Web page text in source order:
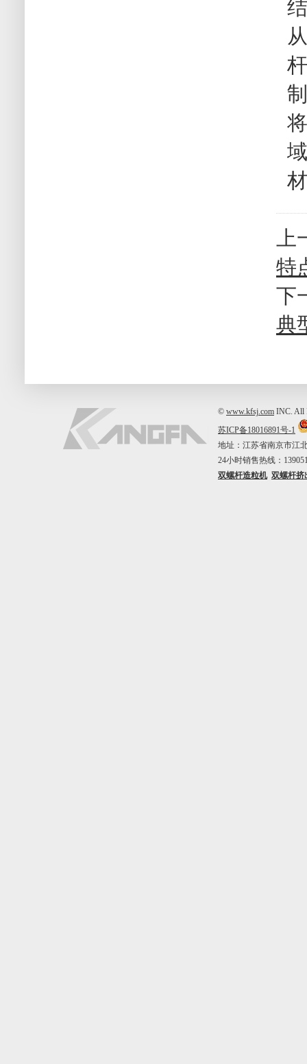
上
特
下
典
© www.kfsj.com INC. All
苏ICP备18016891号-1
地址：江苏省南京市江
24小时销售热线：
双螺杆造粒机 双螺杆挤